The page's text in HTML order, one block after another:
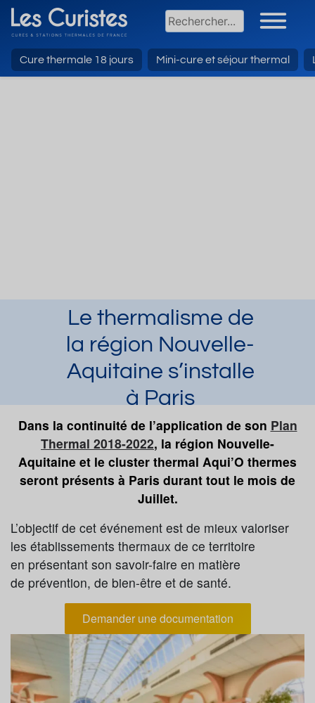
Cure thermale 18 jours Mini-cure et séjour thermal
Le thermalisme de
la région Nouvelle-
Aquitaine s’installe
à Paris
Article publié parLaura Dupuyle 03/07/2019
et mis à jour le 06/07/2023
Demander une documentation
Dans la continuité de l’application de son Plan
Thermal 2018-2022, la région Nouvelle-
Aquitaine et le cluster thermal Aqui’O thermes
seront présents à Paris durant tout le mois de
Juillet.
L’objectif de cet événement est de mieux valoriser
les établissements thermaux de ce territoire
en présentant son savoir-faire en matière
de prévention, de bien-être et de santé.
Demander une documentation